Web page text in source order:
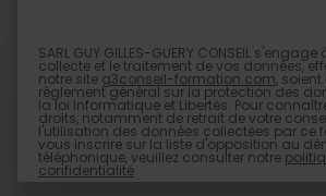
SARL GUY GILLES-GUERY CONSEIL
collecte et le traitement de vos données,
notre site g3conseil-formation.com,
règlement général sur la protection des
la loi Informatique et Libertés. Pour
droits, notamment de retrait de votre
l'utilisation des données collectées par ce
vous inscrire sur la liste d'opposition au
téléphonique, veuillez consulter notre
confidentialité